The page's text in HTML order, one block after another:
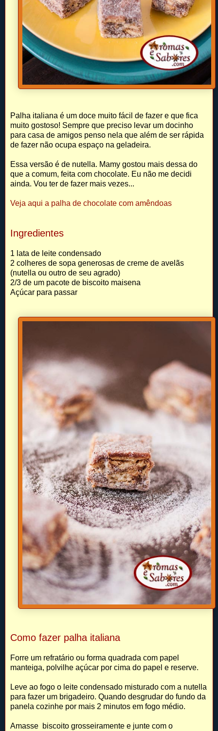
Palha italiana é um doce muito fácil de fazer e que fica
muito gostoso! Sempre que preciso levar um docinho
para casa de amigos penso nela que além de ser rápida
de fazer não ocupa espaço na geladeira.
Essa versão é de nutella. Mamy gostou mais dessa do
que a comum, feita com chocolate. Eu não me decidi
ainda. Vou ter de fazer mais vezes...
Veja aqui a palha de chocolate com amêndoas
Ingredientes
1 lata de leite condensado
2 colheres de sopa generosas de creme de avelãs
(nutella ou outro de seu agrado)
2/3 de um pacote de biscoito maisena
Açúcar para passar
Como fazer palha italiana
Forre um refratário ou forma quadrada com papel
manteiga, polvilhe açúcar por cima do papel e reserve.
Leve ao fogo o leite condensado misturado com a nutella
para fazer um brigadeiro. Quando desgrudar do fundo da
panela cozinhe por mais 2 minutos em fogo médio.
Amasse biscoito grosseiramente e junte com o